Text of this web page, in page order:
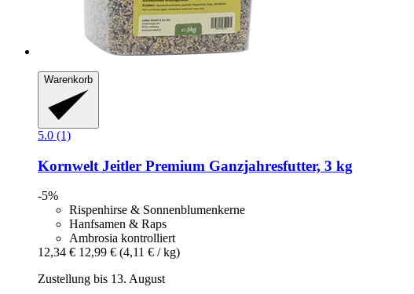
Warenkorb
5.0 (1)
Kornwelt Jeitler Premium Ganzjahresfutter, 3 kg
-5%
Rispenhirse & Sonnenblumenkerne
Hanfsamen & Raps
Ambrosia kontrolliert
12,34 € 12,99 € (4,11 € / kg)
Zustellung bis 13. August